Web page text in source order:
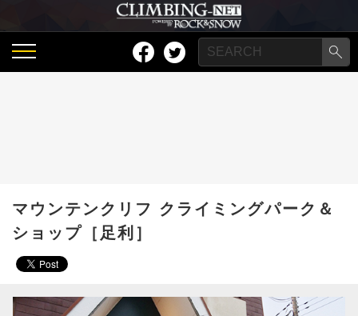
マウンテンクリフ クライミングパーク＆
ショップ［足利］